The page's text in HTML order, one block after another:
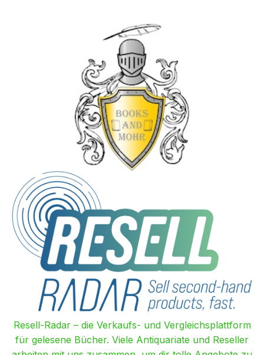
Resell-Radar – die Verkaufs- und Vergleichsplattform
für gelesene Bücher. Viele Antiquariate und Reseller